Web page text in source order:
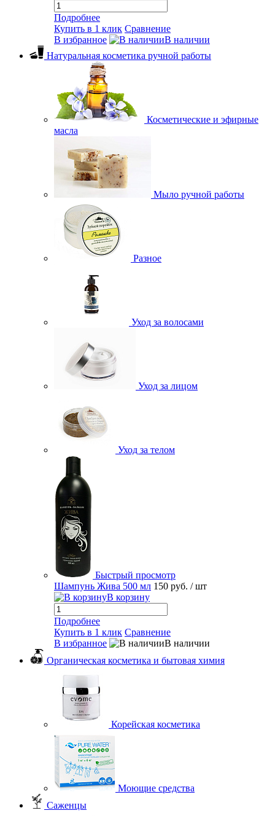
Подробнее
Купить в 1 клик Сравнение
В избранное
В наличии
Натуральная косметика ручной работы
Косметические и эфирные
масла
Мыло ручной работы
Разное
Уход за волосами
Уход за лицом
Уход за телом
Быстрый просмотр
Шампунь Жива 500 мл 150 руб. / шт
В корзину
Подробнее
Купить в 1 клик Сравнение
В избранное
В наличии
Органическая косметика и бытовая химия
Корейская косметика
Моющие средства
Саженцы